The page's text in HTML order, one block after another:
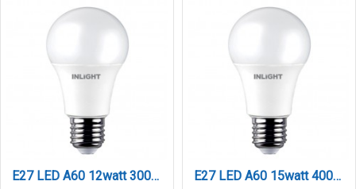
E27 LED A60 12watt 3000Κ Θερμό Λευκό (7.27.12.03.1) E27 LED A60 15watt 4000Κ Φυσικό Λευκό (7.27.15.04.2)